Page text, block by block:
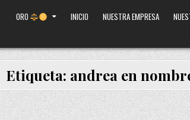
ORO INICIO NUESTRA EMPRESA
Etiqueta: andrea en